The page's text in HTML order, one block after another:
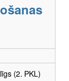
(2. PKL)